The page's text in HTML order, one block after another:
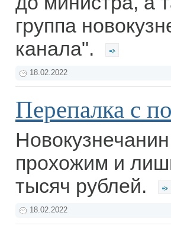
группа
канала".
18.02.2022
Перепалка с
прохожим и
тысяч рублей.
18.02.2022